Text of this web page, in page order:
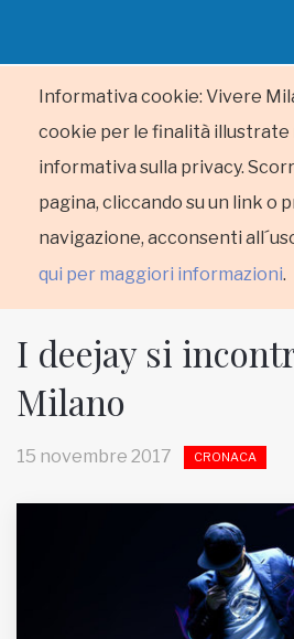
Informativa cookie: Vivere
cookie per le finalità illustrate
informativa sulla privacy.
pagina, cliccando su un link o
navigazione, acconsenti
qui per maggiori informazioni.
HOME
Inviateci le vostre segnalazioni
I deejay si
Milano
15 novembre 2017 CRONACA